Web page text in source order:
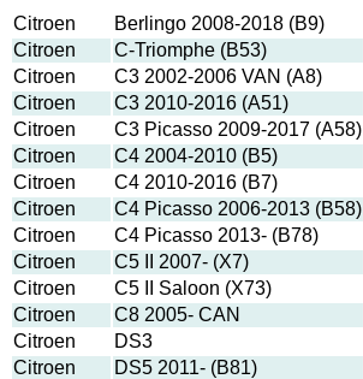
Citroen
Berlingo 2008-2018 (B9)
Citroen
C-Triomphe (B53)
Citroen
C3 2002-2006 VAN (A8)
Citroen
C3 2010-2016 (A51)
Citroen
C3 Picasso 2009-2017 (A58)
Citroen
C4 2004-2010 (B5)
Citroen
C4 2010-2016 (B7)
Citroen
C4 Picasso 2006-2013 (B58)
Citroen
C4 Picasso 2013- (B78)
Citroen
C5 II 2007- (X7)
Citroen
C5 II Saloon (X73)
Citroen
C8 2005- CAN
Citroen
DS3
Citroen
DS5 2011- (B81)